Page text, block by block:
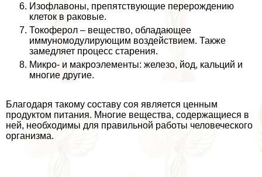
Изофлавоны, препятствующие перерождению
клеток в paковые.
Токоферол – вещество, обладающее
иммуномодулирующим воздействием. Также
замедляет процесс старения.
Микро- и макроэлементы: железо, йод, кальций и
многие другие.
Благодаря такому составу соя является ценным
продуктом питания. Многие вещества, содержащиеся в
ней, необходимы для правильной работы человеческого
организма.